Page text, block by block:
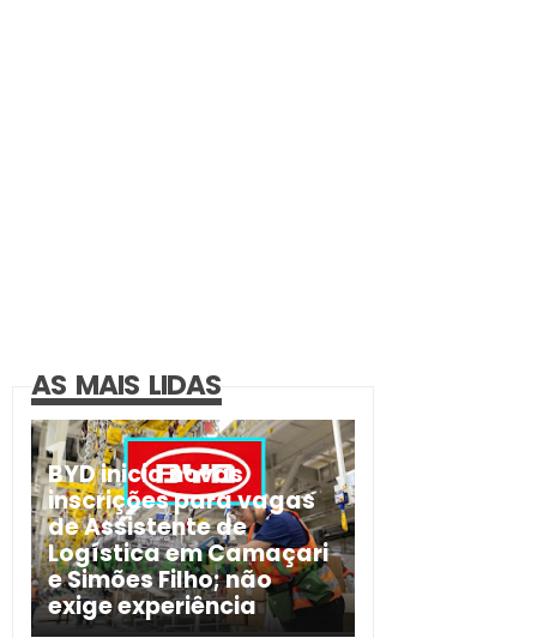
AS MAIS LIDAS
BYD inicia novas
inscrições para vagas
de Assistente de
Logística em Camaçari
e Simões Filho; não
exige experiência